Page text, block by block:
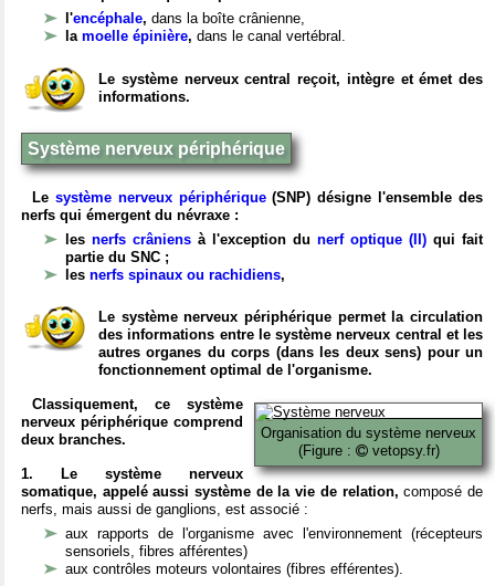
l'encéphale, dans la boîte crânienne,
la moelle épinière, dans le canal vertébral.
Le système nerveux central reçoit, intègre et émet des
informations.
Système nerveux périphérique
Le système nerveux périphérique(SNP) désigne l'ensemble des
nerfs qui émergent du névraxe :
les nerfs crâniens à l'exception du nerf optique (II) qui fait
partie du SNC ;
les nerfs spinaux ou rachidiens,
Le système nerveux périphérique permet la circulation
des informations entre le système nerveux central et les
autres organes du corps (dans les deux sens) pour un
fonctionnement optimal de l'organisme.
Organisation du système nerveux
(Figure :
vetopsy.fr)
Classiquement, ce système
nerveux périphérique comprend
deux branches.
1. Le système nerveux
somatique, appelé aussi système de la vie de relation, composé de
nerfs, mais aussi de ganglions, est associé :
aux rapports de l'organisme avec l'environnement (récepteurs
sensoriels, fibres afférentes)
aux contrôles moteurs volontaires (fibres efférentes).